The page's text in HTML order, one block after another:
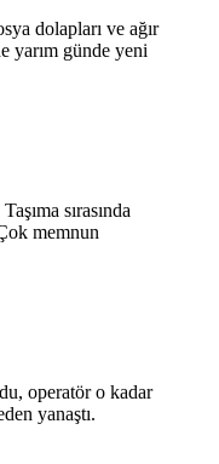
dolapları ve ağır
yarım günde yeni
sırasında
memnun
operatör o kadar
yanaştı.